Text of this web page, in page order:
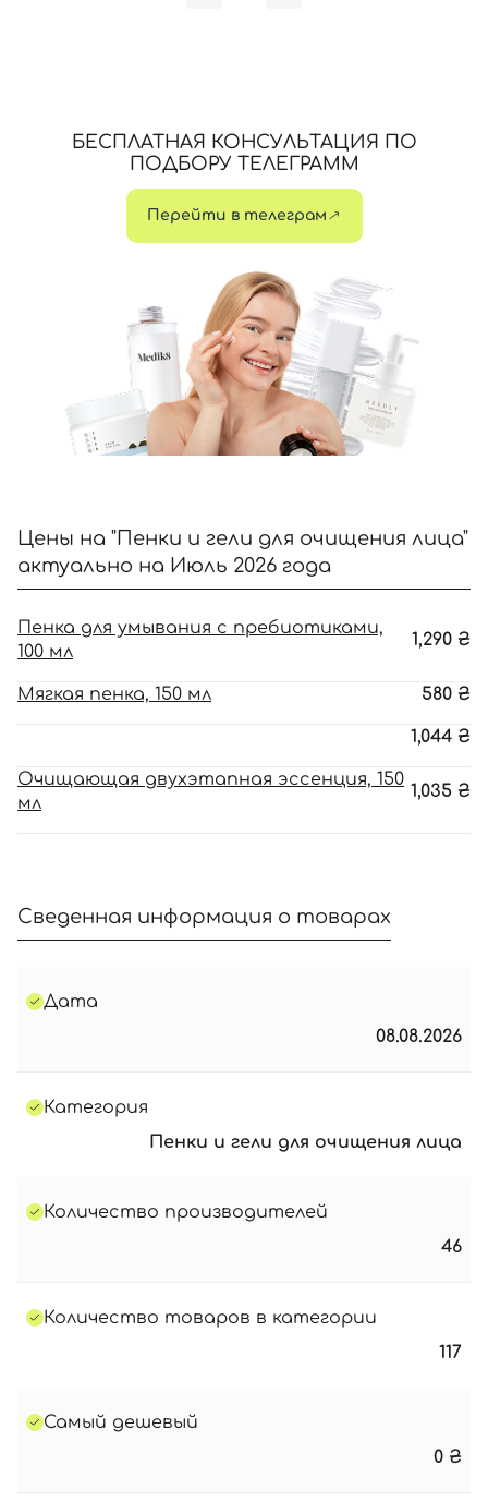
БЕСПЛАТНАЯ КОНСУЛЬТАЦИЯ ПО
ПОДБОРУ ТЕЛЕГРАММ
Перейти в телеграм
Цены на "Пенки и гели для очищения лица"
актуально на Июль 2026 года
Пенка для умывания с пребиотиками,
100 мл
1,290 ₴
Мягкая пенка, 150 мл 580 ₴
1,044 ₴
Очищающая двухэтапная эссенция, 150
мл
1,035 ₴
Сведенная информация о товарах
Дата
08.08.2026
Категория
Пенки и гели для очищения лица
Количество производителей
46
Количество товаров в категории
117
Самый дешевый
0 ₴
Далее
Войти с помощью e-mail